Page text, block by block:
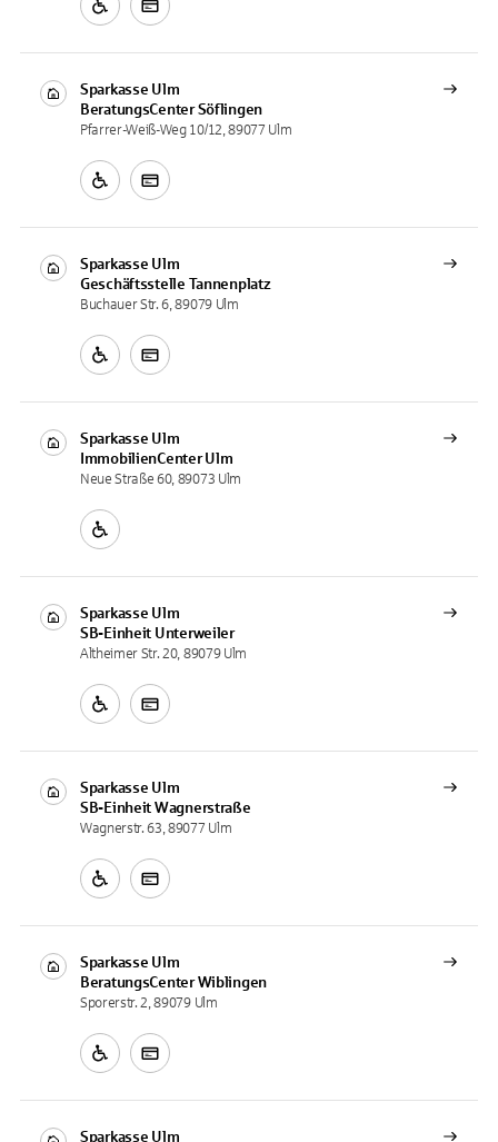
Sparkasse Ulm
BeratungsCenter Söflingen
Pfarrer-Weiß-Weg 10/12, 89077 Ulm
Sparkasse Ulm
Geschäftsstelle Tannenplatz
Buchauer Str. 6, 89079 Ulm
Sparkasse Ulm
ImmobilienCenter Ulm
Neue Straße 60, 89073 Ulm
Sparkasse Ulm
SB-Einheit Unterweiler
Altheimer Str. 20, 89079 Ulm
Sparkasse Ulm
SB-Einheit Wagnerstraße
Wagnerstr. 63, 89077 Ulm
Sparkasse Ulm
BeratungsCenter Wiblingen
Sporerstr. 2, 89079 Ulm
Sparkasse Ulm